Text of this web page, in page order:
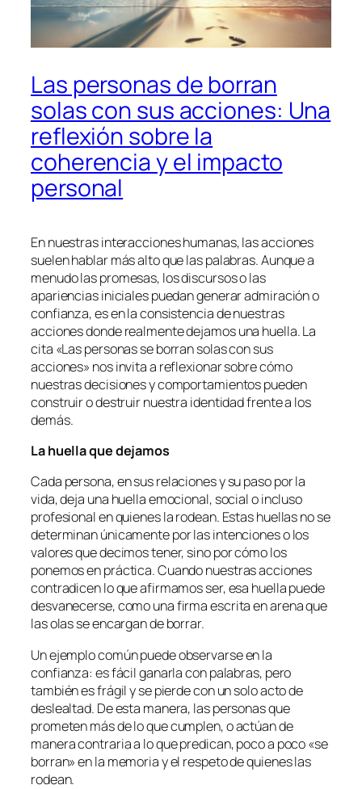
Las personas de borran
solas con sus acciones: Una
reflexión sobre la
coherencia y el impacto
personal
En nuestras interacciones humanas, las acciones
suelen hablar más alto que las palabras. Aunque a
menudo las promesas, los discursos o las
apariencias iniciales puedan generar admiración o
confianza, es en la consistencia de nuestras
acciones donde realmente dejamos una huella. La
cita «Las personas se borran solas con sus
acciones» nos invita a reflexionar sobre cómo
nuestras decisiones y comportamientos pueden
construir o destruir nuestra identidad frente a los
demás.
La huella que dejamos
Cada persona, en sus relaciones y su paso por la
vida, deja una huella emocional, social o incluso
profesional en quienes la rodean. Estas huellas no se
determinan únicamente por las intenciones o los
valores que decimos tener, sino por cómo los
ponemos en práctica. Cuando nuestras acciones
contradicen lo que afirmamos ser, esa huella puede
desvanecerse, como una firma escrita en arena que
las olas se encargan de borrar.
Un ejemplo común puede observarse en la
confianza: es fácil ganarla con palabras, pero
también es frágil y se pierde con un solo acto de
deslealtad. De esta manera, las personas que
prometen más de lo que cumplen, o actúan de
manera contraria a lo que predican, poco a poco «se
borran» en la memoria y el respeto de quienes las
rodean.